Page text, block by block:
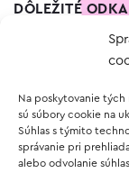
Na poskytovanie
sú súbory cookie na
Súhlas s týmito
správanie pri
alebo odvolanie
DÔLEŽITÉ
Vernostný program
O NÁKUPE